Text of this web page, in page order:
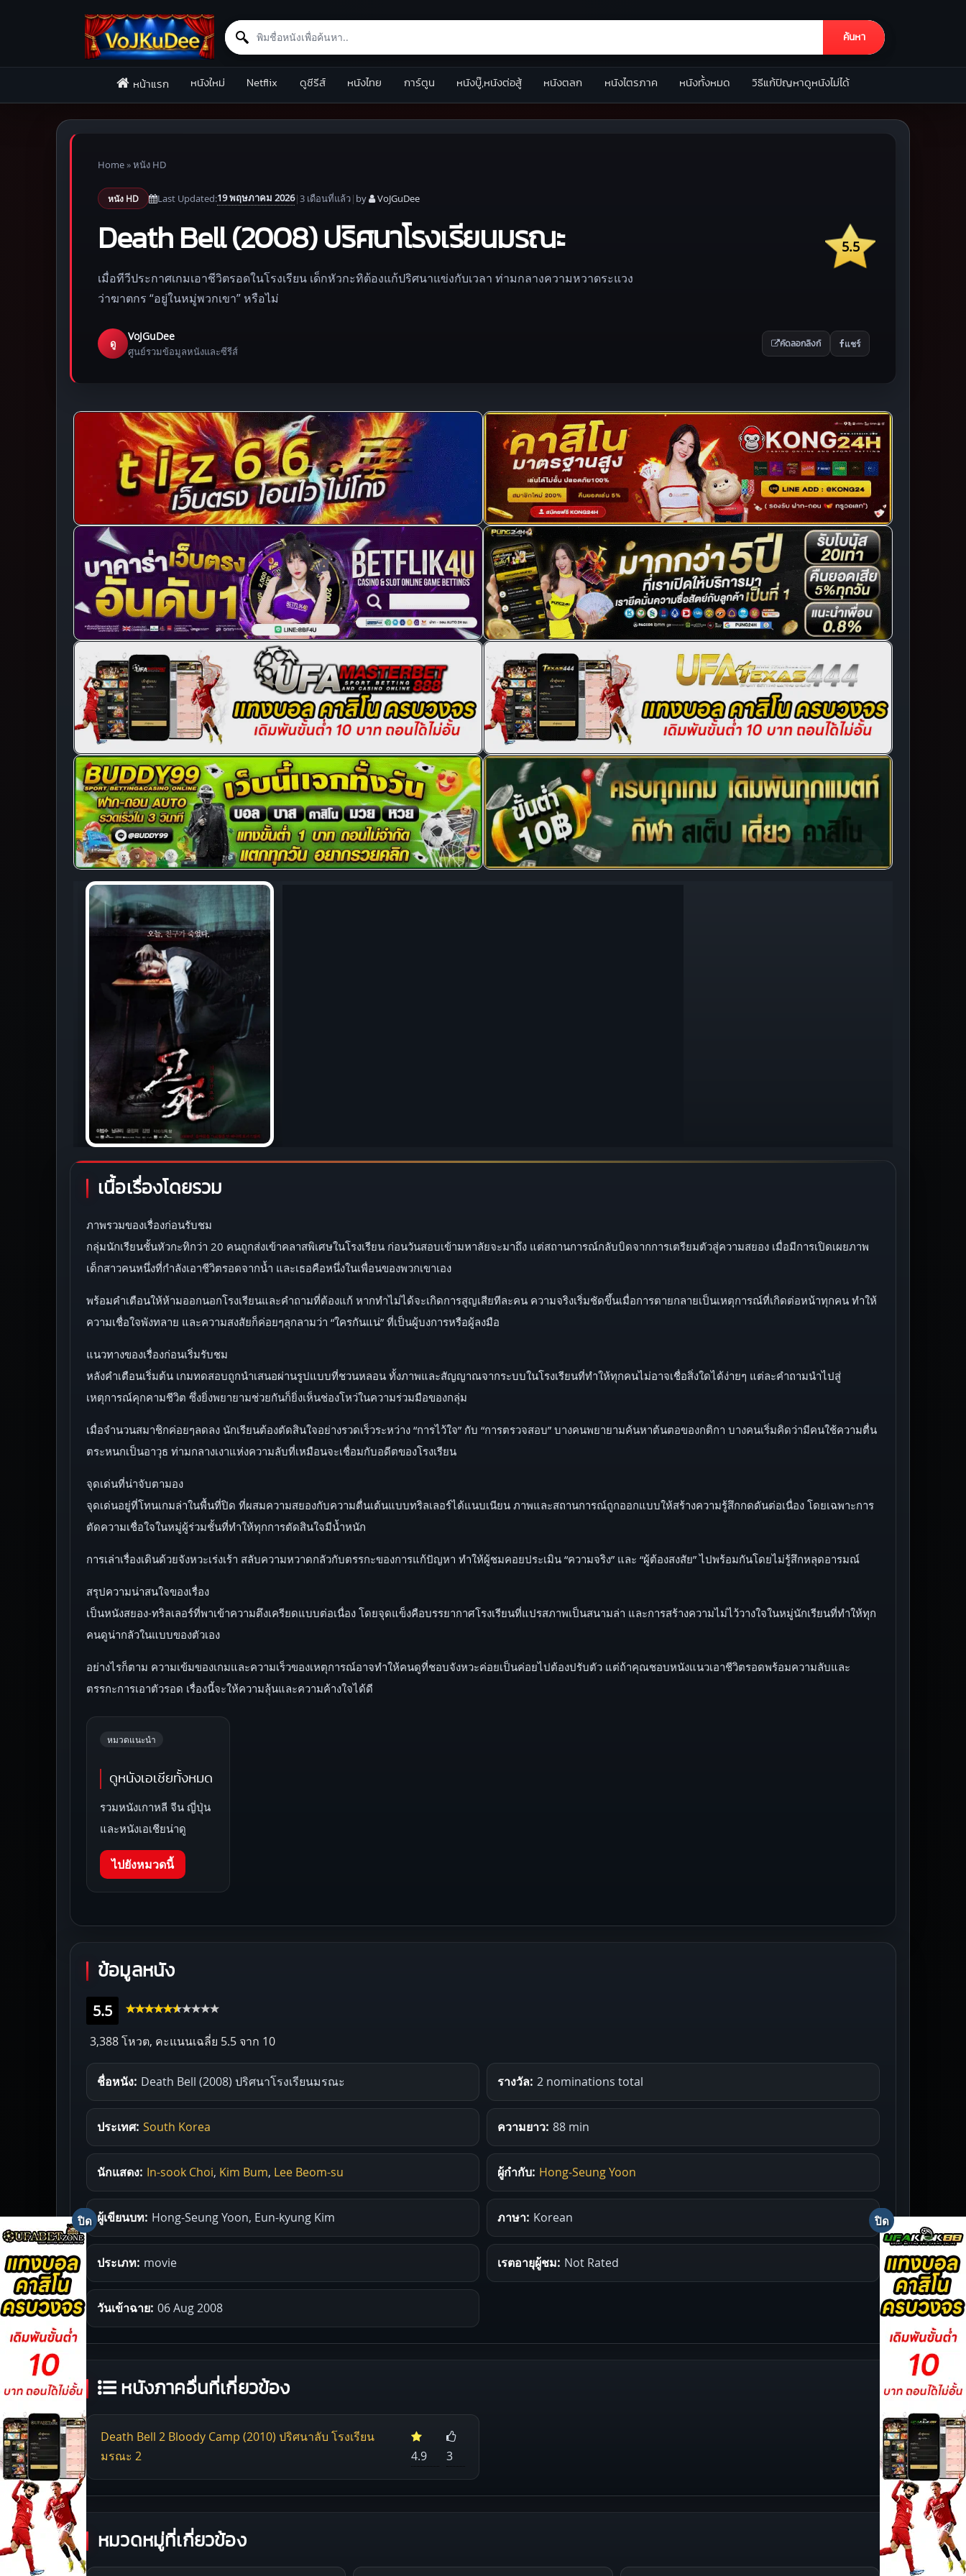
Search for:
ค้นหา
หน้าแรก หนังใหม่ Netflix ดูซีรีส์ หนังไทย การ์ตูน หนังบู๊,หนังต่อสู้ หนังตลก หนังไตรภาค หนังทั้งหมด วิธีแก้ปัญหาดูหนังไม่ได้
Home»หนัง HD
หนัง HD Last Updated:19 พฤษภาคม 2026|3 เดือนที่แล้ว| by VoJGuDee
5.5
Death Bell (2008) ปริศนาโรงเรียนมรณะ
เมื่อทีวีประกาศเกมเอาชีวิตรอดในโรงเรียน เด็กหัวกะทิต้องแก้ปริศนาแข่งกับเวลา ท่ามกลางความหวาดระแวง
ว่าฆาตกร “อยู่ในหมู่พวกเขา” หรือไม่
ดู
VoJGuDee
ศูนย์รวมข้อมูลหนังและซีรีส์
คัดลอกลิงก์ แชร์
เนื้อเรื่องโดยรวม
ภาพรวมของเรื่องก่อนรับชม
กลุ่มนักเรียนชั้นหัวกะทิกว่า 20 คนถูกส่งเข้าคลาสพิเศษในโรงเรียน ก่อนวันสอบเข้ามหาลัยจะมาถึง แต่สถานการณ์กลับบิดจากการเตรียมตัวสู่ความสยอง เมื่อมีการเปิดเผยภาพ
เด็กสาวคนหนึ่งที่กำลังเอาชีวิตรอดจากน้ำ และเธอคือหนึ่งในเพื่อนของพวกเขาเอง
พร้อมคำเตือนให้ห้ามออกนอกโรงเรียนและคำถามที่ต้องแก้ หากทำไม่ได้จะเกิดการสูญเสียทีละคน ความจริงเริ่มชัดขึ้นเมื่อการตายกลายเป็นเหตุการณ์ที่เกิดต่อหน้าทุกคน ทำให้
ความเชื่อใจพังทลาย และความสงสัยก็ค่อยๆลุกลามว่า “ใครกันแน่” ที่เป็นผู้บงการหรือผู้ลงมือ
แนวทางของเรื่องก่อนเริ่มรับชม
หลังคำเตือนเริ่มต้น เกมทดสอบถูกนำเสนอผ่านรูปแบบที่ชวนหลอน ทั้งภาพและสัญญาณจากระบบในโรงเรียนที่ทำให้ทุกคนไม่อาจเชื่อสิ่งใดได้ง่ายๆ แต่ละคำถามนำไปสู่
เหตุการณ์คุกคามชีวิต ซึ่งยิ่งพยายามช่วยกันก็ยิ่งเห็นช่องโหว่ในความร่วมมือของกลุ่ม
เมื่อจำนวนสมาชิกค่อยๆลดลง นักเรียนต้องตัดสินใจอย่างรวดเร็วระหว่าง “การไว้ใจ” กับ “การตรวจสอบ” บางคนพยายามค้นหาต้นตอของกติกา บางคนเริ่มคิดว่ามีคนใช้ความตื่น
ตระหนกเป็นอาวุธ ท่ามกลางเงาแห่งความลับที่เหมือนจะเชื่อมกับอดีตของโรงเรียน
จุดเด่นที่น่าจับตามอง
จุดเด่นอยู่ที่โทนเกมล่าในพื้นที่ปิด ที่ผสมความสยองกับความตื่นเต้นแบบทริลเลอร์ได้แนบเนียน ภาพและสถานการณ์ถูกออกแบบให้สร้างความรู้สึกกดดันต่อเนื่อง โดยเฉพาะการ
ตัดความเชื่อใจในหมู่ผู้ร่วมชั้นที่ทำให้ทุกการตัดสินใจมีน้ำหนัก
การเล่าเรื่องเดินด้วยจังหวะเร่งเร้า สลับความหวาดกลัวกับตรรกะของการแก้ปัญหา ทำให้ผู้ชมคอยประเมิน “ความจริง” และ “ผู้ต้องสงสัย” ไปพร้อมกันโดยไม่รู้สึกหลุดอารมณ์
สรุปความน่าสนใจของเรื่อง
เป็นหนังสยอง-ทริลเลอร์ที่พาเข้าความตึงเครียดแบบต่อเนื่อง โดยจุดแข็งคือบรรยากาศโรงเรียนที่แปรสภาพเป็นสนามล่า และการสร้างความไม่ไว้วางใจในหมู่นักเรียนที่ทำให้ทุก
คนดูน่ากลัวในแบบของตัวเอง
อย่างไรก็ตาม ความเข้มของเกมและความเร็วของเหตุการณ์อาจทำให้คนดูที่ชอบจังหวะค่อยเป็นค่อยไปต้องปรับตัว แต่ถ้าคุณชอบหนังแนวเอาชีวิตรอดพร้อมความลับและ
ตรรกะการเอาตัวรอด เรื่องนี้จะให้ความลุ้นและความค้างใจได้ดี
หมวดแนะนำ
ดูหนังเอเชียทั้งหมด
รวมหนังเกาหลี จีน ญี่ปุ่น
และหนังเอเชียน่าดู
ไปยังหมวดนี้
ข้อมูลหนัง
5.5
3,388 โหวต, คะแนนเฉลี่ย 5.5 จาก 10
ชื่อหนัง: Death Bell (2008) ปริศนาโรงเรียนมรณะ รางวัล: 2 nominations total
ประเทศ: South Korea ความยาว: 88 min
นักแสดง: In-sook Choi, Kim Bum, Lee Beom-su ผู้กำกับ: Hong-Seung Yoon
ผู้เขียนบท: Hong-Seung Yoon, Eun-kyung Kim ภาษา: Korean
ประเภท: movie เรตอายุผู้ชม: Not Rated
วันเข้าฉาย: 06 Aug 2008
หนังภาคอื่นที่เกี่ยวข้อง
Death Bell 2 Bloody Camp (2010) ปริศนาลับ โรงเรียน
มรณะ 2
4.9 3
หมวดหมู่ที่เกี่ยวข้อง